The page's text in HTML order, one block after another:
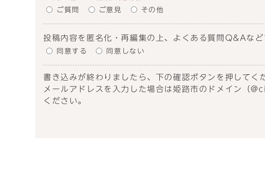
ご質問 ご意見 その他
投稿内容を匿名化・再編集の上、よくある質問Q&Aな
同意する 同意しない
書き込みが終わりましたら、下の確認ボタンを押してく
メールアドレスを入力した場合は姫路市のドメイン（
ください。